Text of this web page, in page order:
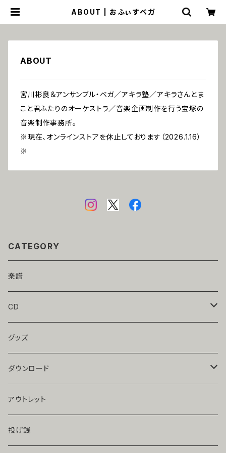
ABOUT | おふぃすベガ
ABOUT
宮川彬良＆アンサンブル・ベガ／アキラ塾／アキラさんとま
こと君ふたりのオーケストラ／音楽企画制作を行う宝塚の
音楽制作事務所。
※現在、オンラインストアを休止しております（2026.1.16）
※
CATEGORY
楽譜
CD
宮川彬良＆アンサンブル・ベガ
辻井淳
池田重一
前田朋子
グッズ
ダウンロード
前田朋子
アンサンブル・フェリシア
アウトレット
投げ銭